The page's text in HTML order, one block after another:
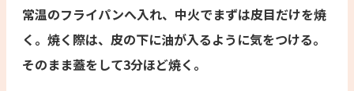
常温のフライパンへ入れ、中火でまずは皮目だけを焼
く。焼く際は、皮の下に油が入るように気をつける。
そのまま蓋をして3分ほど焼く。